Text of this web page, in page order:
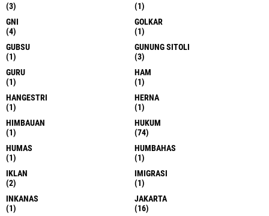
(3)
(1)
GNI
(4)
GOLKAR
(1)
GUBSU
(1)
GUNUNG SITOLI
(3)
GURU
(1)
HAM
(1)
HANGESTRI
(1)
HERNA
(1)
HIMBAUAN
(1)
HUKUM
(74)
HUMAS
(1)
HUMBAHAS
(1)
IKLAN
(2)
IMIGRASI
(1)
INKANAS
(1)
JAKARTA
(16)